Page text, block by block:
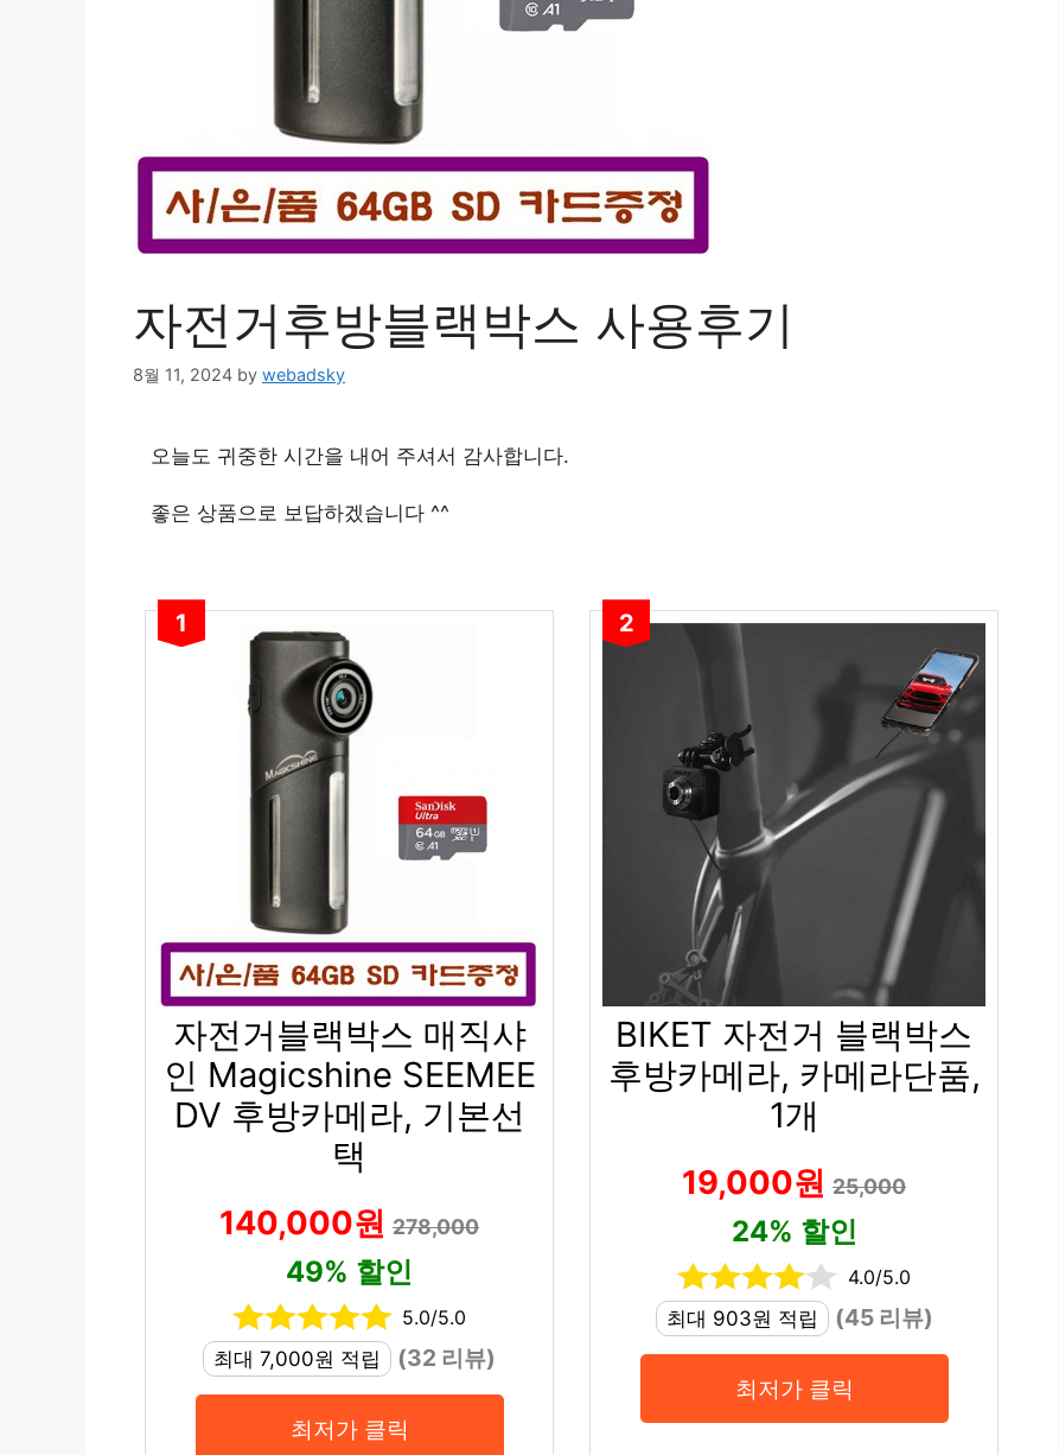
자전거후방블랙박스 사용후기
8월 11, 2024 by webadsky
오늘도 귀중한 시간을 내어 주셔서 감사합니다.
좋은 상품으로 보답하겠습니다 ^^
1
자전거블랙박스 매직샤
인 Magicshine SEEMEE
DV 후방카메라, 기본선
택
140,000원 278,000
49% 할인
5.0/5.0
최대 7,000원 적립
(32 리뷰)
최저가 클릭
2
BIKET 자전거 블랙박스
후방카메라, 카메라단품,
1개
19,000원 25,000
24% 할인
4.0/5.0
최대 903원 적립
(45 리뷰)
최저가 클릭